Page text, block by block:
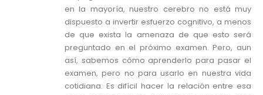
en la mayoría, nuestro cerebro no está muy
dispuesto a invertir esfuerzo cognitivo, a menos
de que exista la amenaza de que esto será
preguntado en el próximo examen. Pero, aun
así, sabemos cómo aprenderlo para pasar el
examen, pero no para usarlo en nuestra vida
cotidiana. Es difícil hacer la relación entre esa